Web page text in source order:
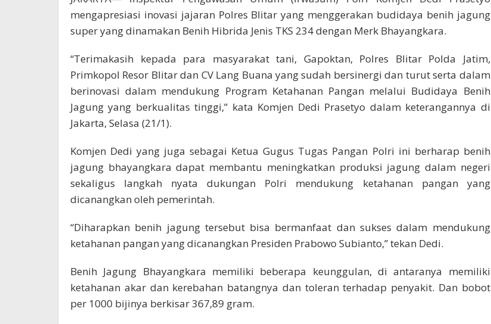
mengapresiasi inovasi jajaran Polres Blitar yang menggerakan budidaya benih jagung
super yang dinamakan Benih Hibrida Jenis TKS 234 dengan Merk Bhayangkara.
“Terimakasih kepada para masyarakat tani, Gapoktan, Polres Blitar Polda Jatim,
Primkopol Resor Blitar dan CV Lang Buana yang sudah bersinergi dan turut serta dalam
berinovasi dalam mendukung Program Ketahanan Pangan melalui Budidaya Benih
Jagung yang berkualitas tinggi,” kata Komjen Dedi Prasetyo dalam keterangannya di
Jakarta, Selasa (21/1).
Komjen Dedi yang juga sebagai Ketua Gugus Tugas Pangan Polri ini berharap benih
jagung bhayangkara dapat membantu meningkatkan produksi jagung dalam negeri
sekaligus langkah nyata dukungan Polri mendukung ketahanan pangan yang
dicanangkan oleh pemerintah.
“Diharapkan benih jagung tersebut bisa bermanfaat dan sukses dalam mendukung
ketahanan pangan yang dicanangkan Presiden Prabowo Subianto,” tekan Dedi.
Benih Jagung Bhayangkara memiliki beberapa keunggulan, di antaranya memiliki
ketahanan akar dan kerebahan batangnya dan toleran terhadap penyakit. Dan bobot
per 1000 bijinya berkisar 367,89 gram.